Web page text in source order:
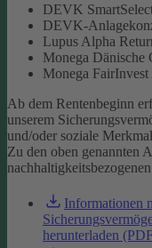
DEVK
DEVK-
Lupus Alpha
Monega Dänische
Monega
Ab dem Rentenbeginn
unserem
und/oder soziale
Zu den oben genannten
Informationen
herunterladen